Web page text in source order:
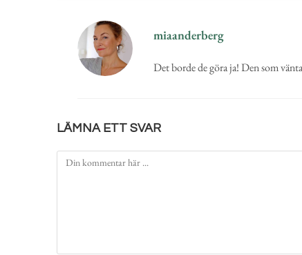
miaanderberg
Det borde de göra ja! Den som
LÄMNA ETT SVAR